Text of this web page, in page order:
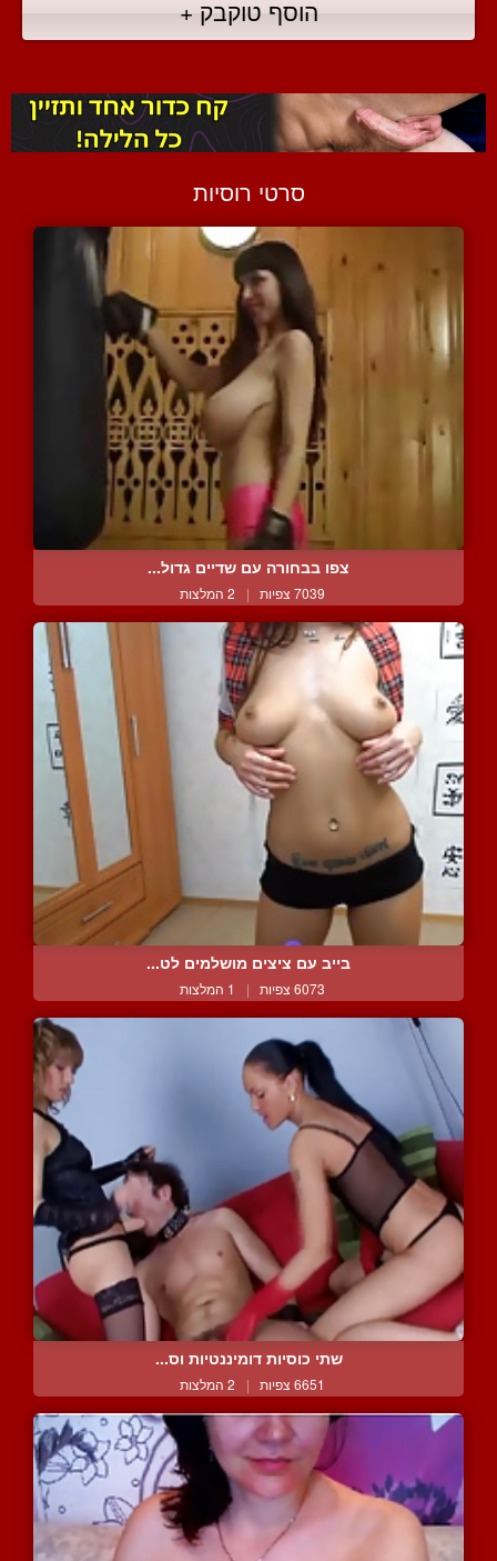
הוסף טוקבק +
סרטי רוסיות
צפו בבחורה עם שדיים גדול...
7039 צפיות | 2 המלצות
בייב עם ציצים מושלמים לט...
6073 צפיות | 1 המלצות
שתי כוסיות דומיננטיות וס...
6651 צפיות | 2 המלצות